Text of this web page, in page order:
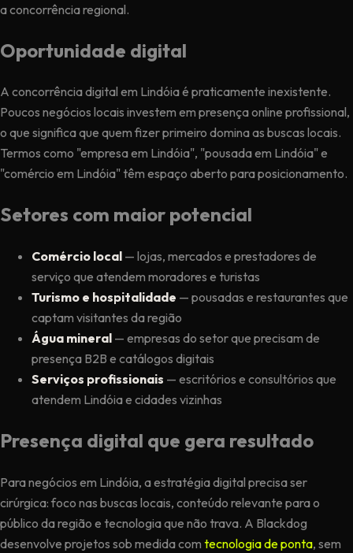
a concorrência regional.
Oportunidade digital
A concorrência digital em Lindóia é praticamente inexistente.
Poucos negócios locais investem em presença online profissional,
o que significa que quem fizer primeiro domina as buscas locais.
Termos como "empresa em Lindóia", "pousada em Lindóia" e
"comércio em Lindóia" têm espaço aberto para posicionamento.
Setores com maior potencial
Comércio local — lojas, mercados e prestadores de
serviço que atendem moradores e turistas
Turismo e hospitalidade — pousadas e restaurantes que
captam visitantes da região
Água mineral — empresas do setor que precisam de
presença B2B e catálogos digitais
Serviços profissionais — escritórios e consultórios que
atendem Lindóia e cidades vizinhas
Presença digital que gera resultado
Para negócios em Lindóia, a estratégia digital precisa ser
cirúrgica: foco nas buscas locais, conteúdo relevante para o
público da região e tecnologia que não trava. A Blackdog
desenvolve projetos sob medida com tecnologia de ponta, sem